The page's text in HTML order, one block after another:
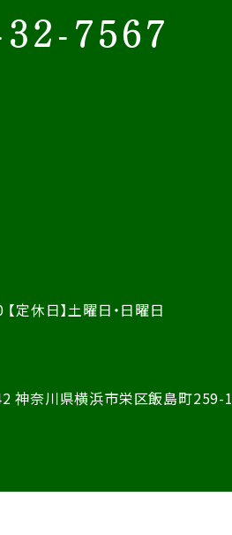
7567
【定休日】土曜日・日曜日
神奈川県横浜市栄区飯島町259-1